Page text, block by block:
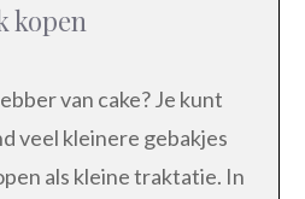
kopen
van cake? Je kunt
veel kleinere gebakjes
als kleine traktatie. In